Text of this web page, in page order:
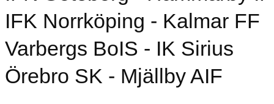
IFK Norrköping - Kalmar FF
Varbergs BoIS - IK Sirius
Örebro SK - Mjällby AIF